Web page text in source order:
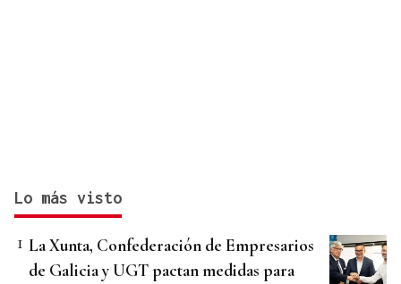
Lo más visto
La Xunta, Confederación de Empresarios
de Galicia y UGT pactan medidas para